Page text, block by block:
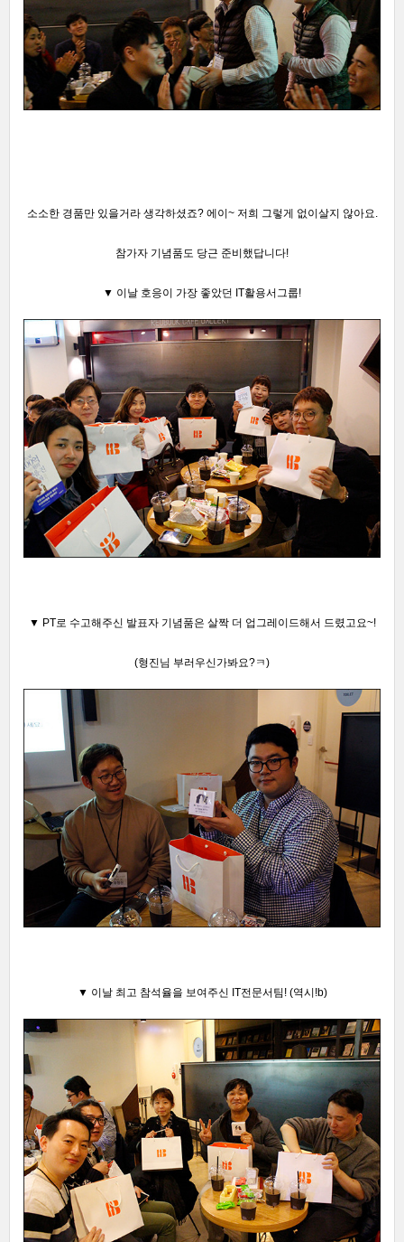
소소한 경품만 있을거라 생각하셨죠? 에이~ 저희 그렇게 없이살지 않아요.
참가자 기념품도 당근 준비했답니다!
▼ 이날 호응이 가장 좋았던 IT활용서그룹!
▼ PT로 수고해주신 발표자 기념품은 살짝 더 업그레이드해서 드렸고요~!
(형진님 부러우신가봐요?ㅋ)
▼ 이날 최고 참석율을 보여주신 IT전문서팀! (역시!b)